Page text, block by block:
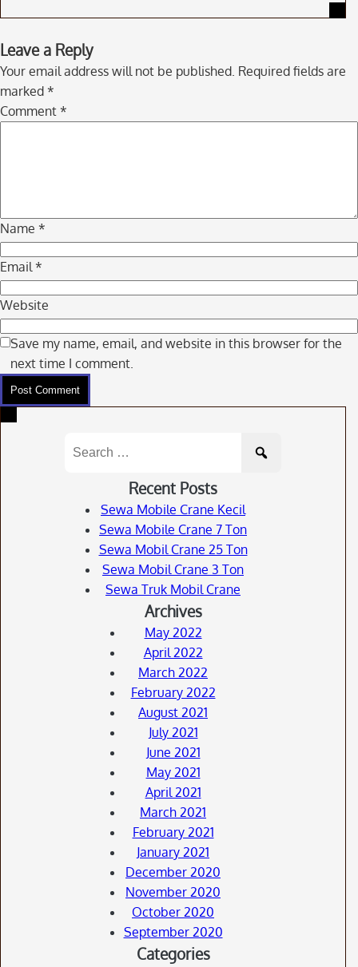
Skip
to
comment
navigation
Leave a Reply
Your email address will not be published. Required fields are
marked *
Comment *
Name *
Email *
Website
Save my name, email, and website in this browser for the
next time I comment.
for:
Recent Posts
Sewa Mobile Crane Kecil
Sewa Mobile Crane 7 Ton
Sewa Mobil Crane 25 Ton
Sewa Mobil Crane 3 Ton
Sewa Truk Mobil Crane
Archives
May 2022
April 2022
March 2022
February 2022
August 2021
July 2021
June 2021
May 2021
April 2021
March 2021
February 2021
January 2021
December 2020
November 2020
October 2020
September 2020
Categories